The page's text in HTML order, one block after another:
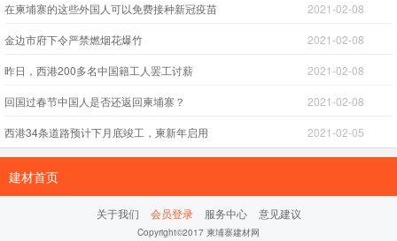
在柬埔寨的这些外国人可以免费接种新冠疫苗 2021-02-08
金边市府下令严禁燃烟花爆竹 2021-02-08
昨日，西港200多名中国籍工人罢工讨薪 2021-02-08
回国过春节中国人是否还返回柬埔寨？ 2021-02-08
西港34条道路预计下月底竣工，柬新年启用 2021-02-05
建材首页
关于我们 会员登录 服务中心 意见建议
Copyright©2017 柬埔寨建材网